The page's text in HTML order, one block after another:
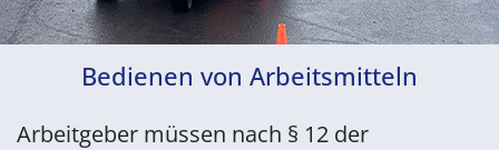
Bedienen von Arbeitsmitteln
Arbeitgeber müssen nach § 12 der